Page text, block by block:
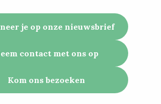
je op onze nieuwsbrief
contact met ons op
Kom ons bezoeken